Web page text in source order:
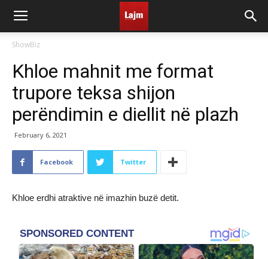
ShowBiz
Khloe mahnit me format
trupore teksa shijon
perëndimin e diellit në plazh
February 6, 2021
Facebook Twitter
Khloe erdhi atraktive në imazhin buzë detit.